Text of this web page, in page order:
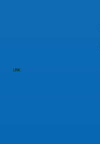
LINK